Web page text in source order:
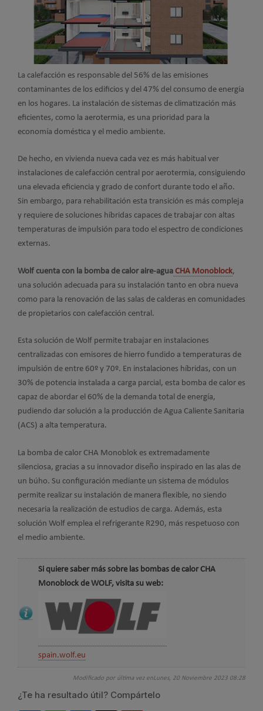
La calefacción es responsable del 56% de las emisiones
contaminantes de los edificios y del 47% del consumo de energía
en los hogares. La instalación de sistemas de climatización más
eficientes, como la aerotermia, es una prioridad para la
economía doméstica y el medio ambiente.
De hecho, en vivienda nueva cada vez es más habitual ver
instalaciones de calefacción central por aerotermia, consiguiendo
una elevada eficiencia y grado de confort durante todo el año.
Sin embargo, para rehabilitación esta transición es más compleja
y requiere de soluciones híbridas capaces de trabajar con altas
temperaturas de impulsión para todo el espectro de condiciones
externas.
Wolf cuenta con la bomba de calor aire-agua CHA Monoblock,
una solución adecuada para su instalación tanto en obra nueva
como para la renovación de las salas de calderas en comunidades
de propietarios con calefacción central.
Esta solución de Wolf permite trabajar en instalaciones
centralizadas con emisores de hierro fundido a temperaturas de
impulsión de entre 60º y 70º. En instalaciones híbridas, con un
30% de potencia instalada a carga parcial, esta bomba de calor es
capaz de abordar el 60% de la demanda total de energía,
pudiendo dar solución a la producción de Agua Caliente Sanitaria
(ACS) a alta temperatura.
La bomba de calor CHA Monoblok es extremadamente
silenciosa, gracias a su innovador diseño inspirado en las alas de
un búho. Su configuración mediante un sistema de módulos
permite realizar su instalación de manera flexible, no siendo
necesaria la realización de estudios de carga. Además, esta
solución Wolf emplea el refrigerante R290, más respetuoso con
el medio ambiente.
Si quiere saber más sobre las bombas de calor CHA
Monoblock de WOLF, visita su web:
spain.wolf.eu
Modificado por última vez enLunes, 20 Noviembre 2023 08:28
¿Te ha resultado útil? Compártelo